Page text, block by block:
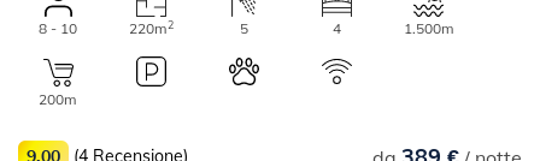
8 - 10 220m2 5 4 1.500m
200m
9,00 (4 Recensione)